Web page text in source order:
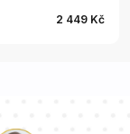
2 449 Kč